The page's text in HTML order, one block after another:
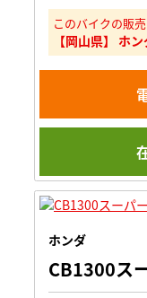
このバイクの販
【岡山県】 ホ
ホンダ
CB1300ス